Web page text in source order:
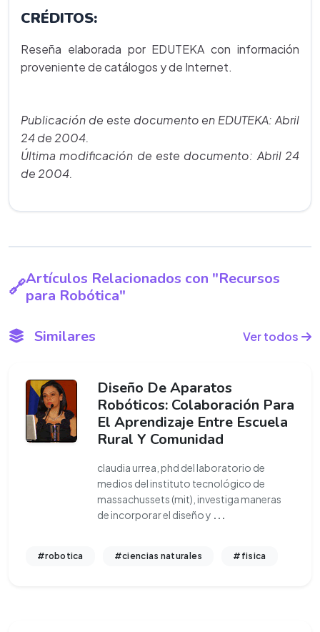
CRÉDITOS:
Reseña elaborada por EDUTEKA con información
proveniente de catálogos y de Internet.
Publicación de este documento en EDUTEKA: Abril
24 de 2004.
Última modificación de este documento: Abril 24
de 2004.
Artículos Relacionados con "Recursos
para Robótica"
Similares Ver todos
Diseño De Aparatos
Robóticos: Colaboración Para
El Aprendizaje Entre Escuela
Rural Y Comunidad
claudia urrea, phd del laboratorio de
medios del instituto tecnológico de
massachussets (mit), investiga maneras
de incorporar el diseño y ...
#robotica #ciencias naturales #fisica